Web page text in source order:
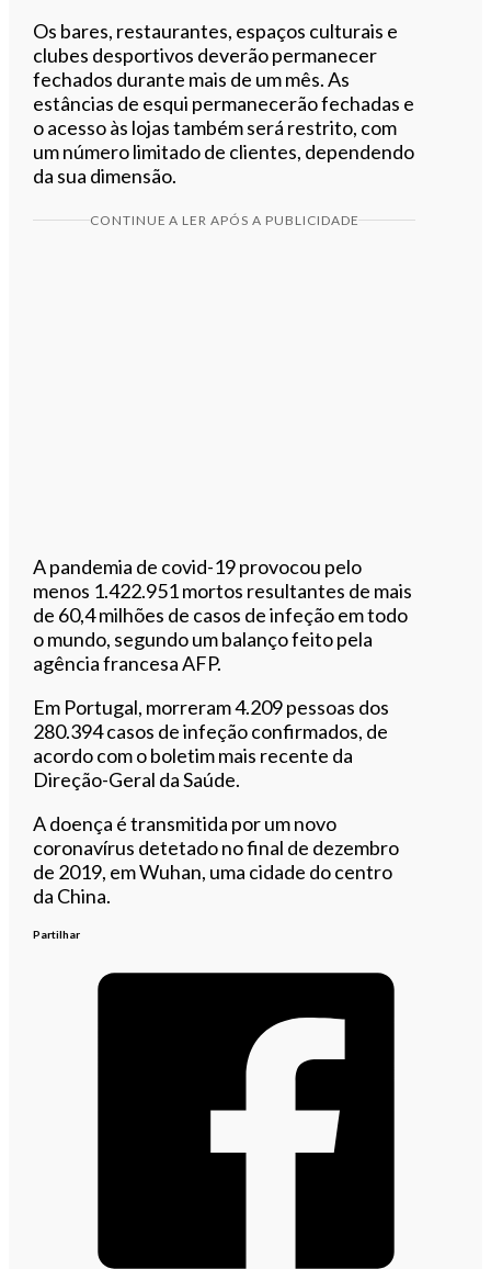
Os bares, restaurantes, espaços culturais e
clubes desportivos deverão permanecer
fechados durante mais de um mês. As
estâncias de esqui permanecerão fechadas e
o acesso às lojas também será restrito, com
um número limitado de clientes, dependendo
da sua dimensão.
CONTINUE A LER APÓS A PUBLICIDADE
A pandemia de covid-19 provocou pelo
menos 1.422.951 mortos resultantes de mais
de 60,4 milhões de casos de infeção em todo
o mundo, segundo um balanço feito pela
agência francesa AFP.
Em Portugal, morreram 4.209 pessoas dos
280.394 casos de infeção confirmados, de
acordo com o boletim mais recente da
Direção-Geral da Saúde.
A doença é transmitida por um novo
coronavírus detetado no final de dezembro
de 2019, em Wuhan, uma cidade do centro
da China.
Partilhar